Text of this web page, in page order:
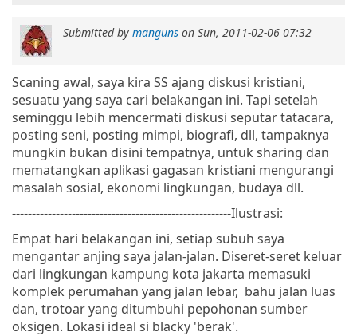
Submitted by manguns on Sun, 2011-02-06 07:32
Scaning awal, saya kira SS ajang diskusi kristiani,
sesuatu yang saya cari belakangan ini. Tapi setelah
seminggu lebih mencermati diskusi seputar tatacara,
posting seni, posting mimpi, biografi, dll, tampaknya
mungkin bukan disini tempatnya, untuk sharing dan
mematangkan aplikasi gagasan kristiani mengurangi
masalah sosial, ekonomi lingkungan, budaya dll.
-------------------------------------------------------Ilustrasi:
Empat hari belakangan ini, setiap subuh saya
mengantar anjing saya jalan-jalan. Diseret-seret keluar
dari lingkungan kampung kota jakarta memasuki
komplek perumahan yang jalan lebar, bahu jalan luas
dan, trotoar yang ditumbuhi pepohonan sumber
oksigen. Lokasi ideal si blacky 'berak'.